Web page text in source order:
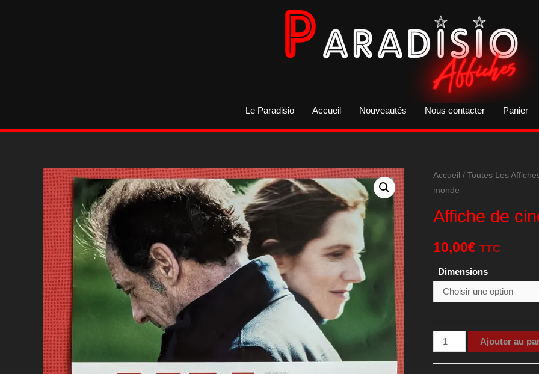
Le Paradisio Accueil Nouveautés Nous contacter Panier
Accueil / Toutes Les
monde
Affiche de
10,00€ TTC
Dimensions
quantité
de
Ajouter au